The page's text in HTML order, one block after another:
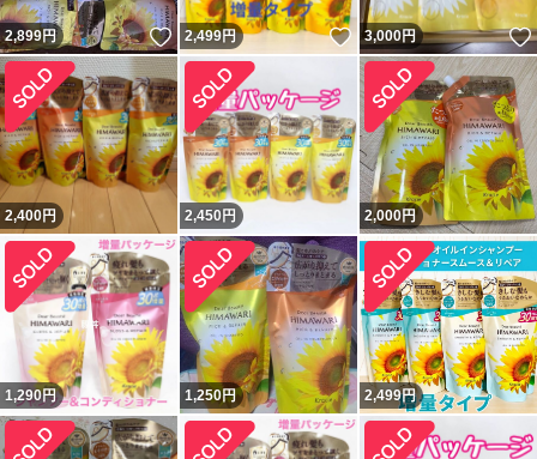
2,899円 いいね！
2,499円 いいね！
3,000円
2,400円 2,450 円 2,000円
1,290円 1,250円 2,499円